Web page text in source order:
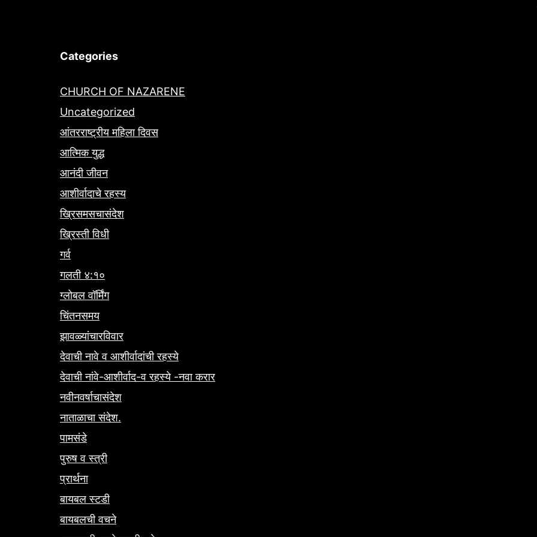
Categories
CHURCH OF NAZARENE
Uncategorized
आंतरराष्ट्रीय महिला दिवस
आत्मिक युद्ध
आनंदी जीवन
आशीर्वादाचे रहस्य
ख्रिसमसचासंदेश
ख्रिस्ती विधी
गर्व
गलती ४:१०
ग्लोबल वॉर्मिंग
चिंतनसमय
झावळ्यांचारविवार
देवाची नावे व आशीर्वादांची रहस्ये
देवाची नांवे-आशीर्वाद-व रहस्ये -नवा करार
नवीनवर्षाचासंदेश
नाताळाचा संदेश.
पामसंडे
पुरुष व स्त्री
प्रार्थना
बायबल स्टडी
बायबलची वचने